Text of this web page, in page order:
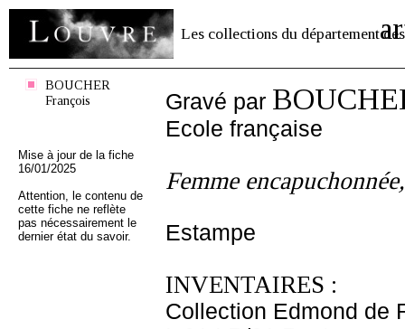
Les collections du département des
BOUCHER
François
Mise à jour de la fiche
16/01/2025
Attention, le contenu de
cette fiche ne reflète
pas nécessairement le
dernier état du savoir.
Gravé par
Ecole française
Femme
Estampe
INVENTAIRES :
Collection Edmond de